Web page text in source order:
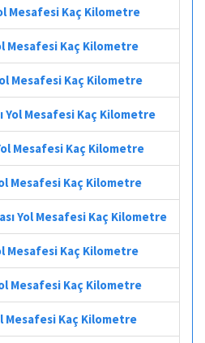
Mesafesi Kaç Kilometre
Mesafesi Kaç Kilometre
Mesafesi Kaç Kilometre
Yol Mesafesi Kaç Kilometre
Mesafesi Kaç Kilometre
Mesafesi Kaç Kilometre
Yol Mesafesi Kaç Kilometre
Mesafesi Kaç Kilometre
Mesafesi Kaç Kilometre
Mesafesi Kaç Kilometre